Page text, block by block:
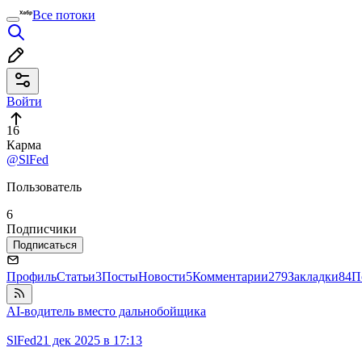
Все потоки
Войти
16
Карма
@SlFed
Пользователь
6
Подписчики
Подписаться
ПрофильСтатьи3ПостыНовости5Комментарии279Закладки84
AI-водитель вместо дальнобойщика
SlFed21 дек 2025 в 17:13